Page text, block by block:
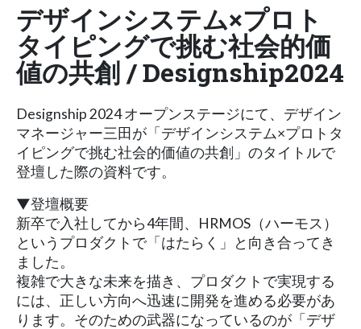
デザインシステム×プロト
タイピングで挑む社会的価
値の共創 / Designship2024
Designship 2024 オープンステージにて、デザイン
マネージャー三田が「デザインシステム×プロトタ
イピングで挑む社会的価値の共創」のタイトルで
登壇した際の資料です。
▼登壇概要
新卒で入社してから4年間、HRMOS（ハーモス）
というプロダクトで「はたらく」と向き合ってき
ました。
複雑で大きな未来を描き、プロダクトで実現する
には、正しい方向へ迅速に開発を進める必要があ
ります。そのための武器になっているのが「デザ